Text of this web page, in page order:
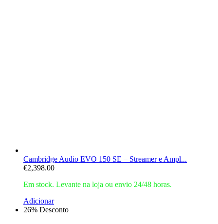
Cambridge Audio EVO 150 SE – Streamer e Ampl...
€2,398.00
Em stock. Levante na loja ou envio 24/48 horas.
Adicionar
26% Desconto